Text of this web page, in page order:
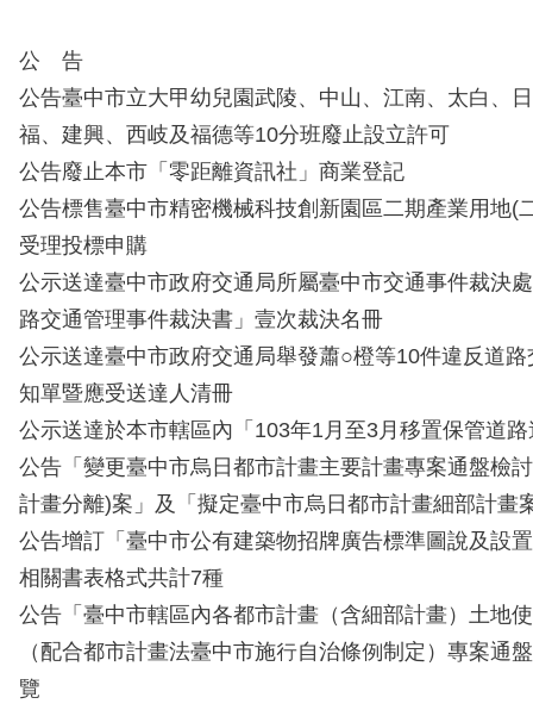
公 告
公告臺中市立大甲幼兒園武陵、中山、江南、太白、
福、建興、西岐及福德等10分班廢止設立許可
公告廢止本市「零距離資訊社」商業登記
公告標售臺中市精密機械科技創新園區二期產業用地(
受理投標申購
公示送達臺中市政府交通局所屬臺中市交通事件裁決
路交通管理事件裁決書」壹次裁決名冊
公示送達臺中市政府交通局舉發蕭○橙等10件違反道
知單暨應受送達人清冊
公示送達於本市轄區內「103年1月至3月移置保管道
公告「變更臺中市烏日都市計畫主要計畫專案通盤檢
計畫分離)案」及「擬定臺中市烏日都市計畫細部計畫
公告增訂「臺中市公有建築物招牌廣告標準圖說及設
相關書表格式共計7種
公告「臺中市轄區內各都市計畫（含細部計畫）土地
（配合都市計畫法臺中市施行自治條例制定）專案通
覽